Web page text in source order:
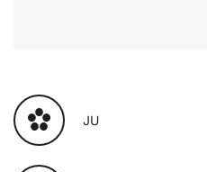
JU